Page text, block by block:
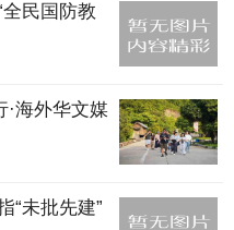
民国防教
海外华文媒
“未批先建”